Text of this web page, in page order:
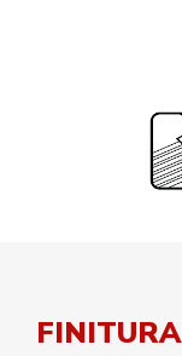
FINITURA